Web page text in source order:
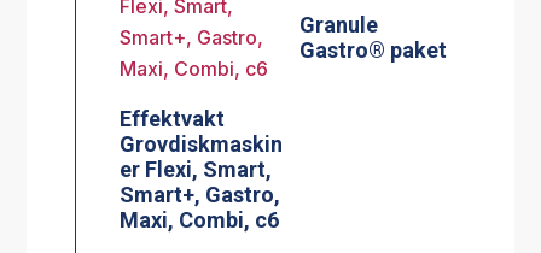
Effektvakt
Grovdiskmaskin
er Flexi, Smart,
Smart+, Gastro,
Maxi, Combi, c6
Granule
Gastro® paket